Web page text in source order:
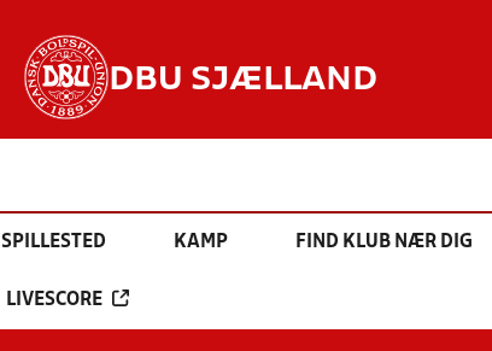
DBU SJÆLLAND
SPILLESTED KAMP FIND KLUB NÆR DIG
LIVESCORE